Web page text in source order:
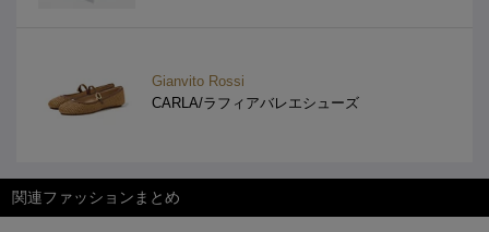
Gianvito Rossi
CARLA/ラフィアバレエシューズ
関連ファッションまとめ